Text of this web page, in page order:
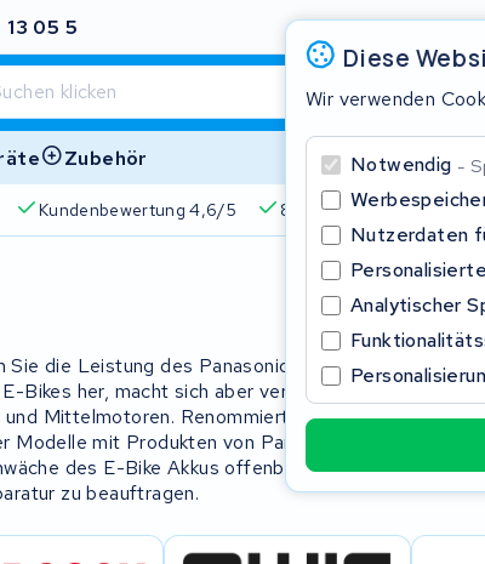
05 5 Bewertung
Zubehör
Kundenbewertung 4,6/5 825+ Akkus 510+
Diese
Wir verwenden
Notwendig
Nutzerdaten
Analytischer
die Leistung des Panasonic Akkus mit eine
Bikes her, macht sich aber verdienstlich bei
Mittelmotoren. Renommierte Marken wie
Modelle mit Produkten von Panasonic
des E-Bike Akkus offenbart, ist es ganz
zu beauftragen.
Beginnen Sie mit der Eingabe in der